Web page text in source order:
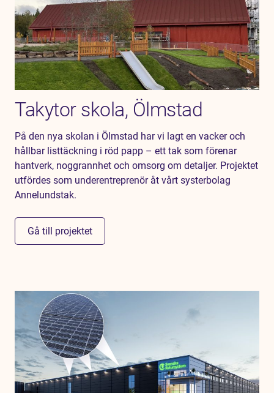
Takytor skola, Ölmstad
På den nya skolan i Ölmstad har vi lagt en vacker och
hållbar listtäckning i röd papp – ett tak som förenar
hantverk, noggrannhet och omsorg om detaljer. Projektet
utfördes som underentreprenör åt vårt systerbolag
Annelundstak.
Gå till projektet